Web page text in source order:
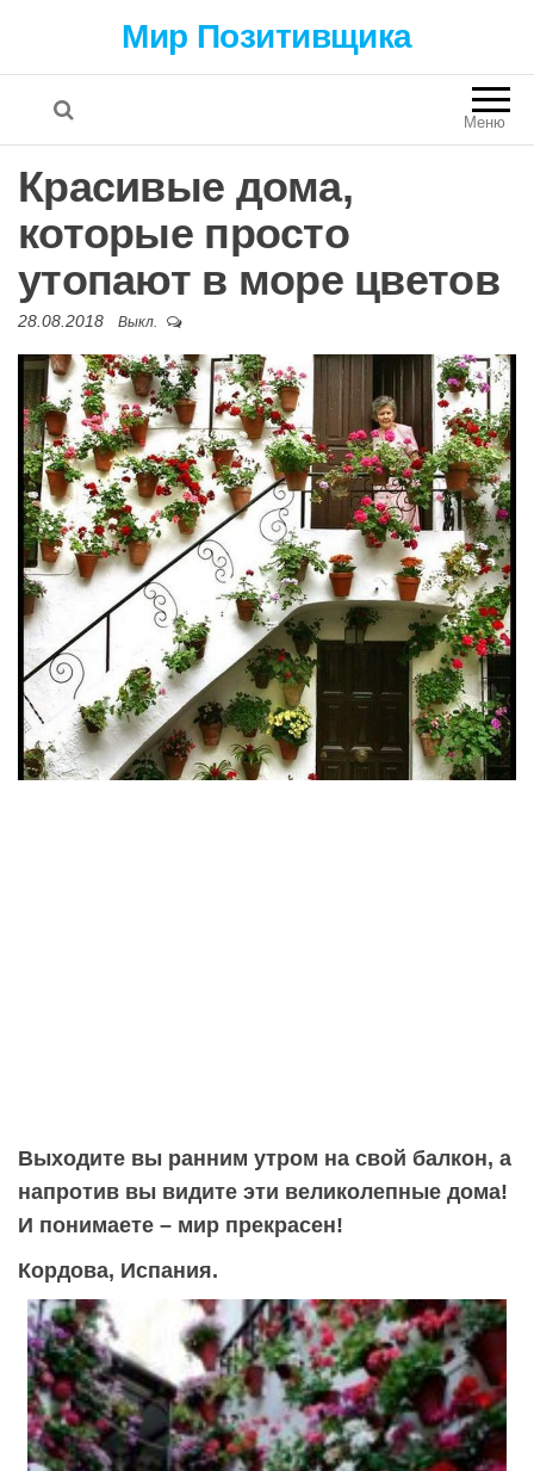
Мир Позитивщика
Меню
Красивые дома,
которые просто
утопают в море цветов
28.08.2018 Выкл.
Выходите вы ранним утром на свой балкон, а
напротив вы видите эти великолепные дома!
И понимаете – мир прекрасен!
Кордова, Испания.